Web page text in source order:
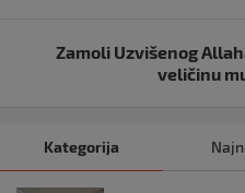
Zamoli Uzvišenog
veličinu
Kategorija